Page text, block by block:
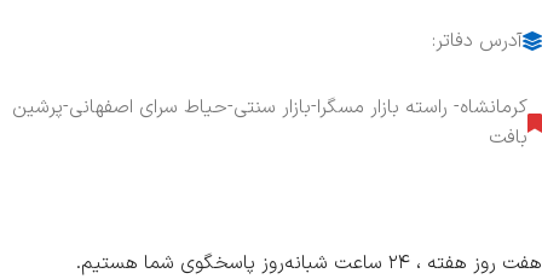
آدرس دفاتر:
کرمانشاه- راسته بازار مسگرا-بازار سنتی-حیاط سرای اصفهانی-پرشین
بافت
هفت روز هفته ، ۲۴ ساعت شبانه‌روز پاسخگوی شما هستیم.